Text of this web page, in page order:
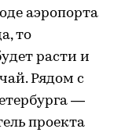
аэропорта
то
расти и
Рядом с
—
проекта